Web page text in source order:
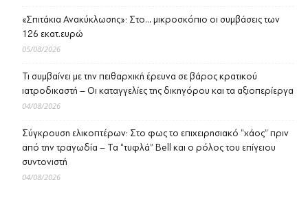
«Σπιτάκια Ανακύκλωσης»: Στο… μικροσκόπιο οι συμβάσεις των
126 εκατ.ευρώ
05/08/2026
Τι συμβαίνει με την πειθαρχική έρευνα σε βάρος κρατικού
ιατροδικαστή – Οι καταγγελίες της δικηγόρου και τα αξιοπερίεργα
04/08/2026
Σύγκρουση ελικοπτέρων: Στο φως το επιχειρησιακό “χάος” πριν
από την τραγωδία – Τα “τυφλά” Bell και ο ρόλος του επίγειου
συντονιστή
04/08/2026